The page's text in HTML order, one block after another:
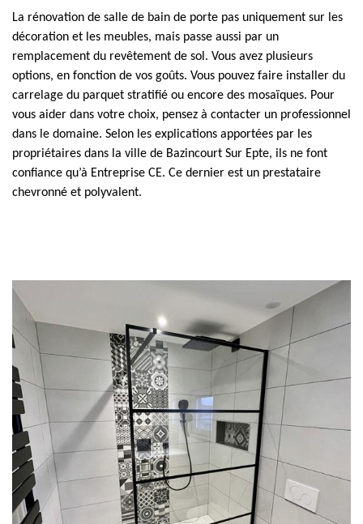
La rénovation de salle de bain de porte pas uniquement sur les
décoration et les meubles, mais passe aussi par un
remplacement du revêtement de sol. Vous avez plusieurs
options, en fonction de vos goûts. Vous pouvez faire installer du
carrelage du parquet stratifié ou encore des mosaïques. Pour
vous aider dans votre choix, pensez à contacter un professionnel
dans le domaine. Selon les explications apportées par les
propriétaires dans la ville de Bazincourt Sur Epte, ils ne font
confiance qu’à Entreprise CE. Ce dernier est un prestataire
chevronné et polyvalent.